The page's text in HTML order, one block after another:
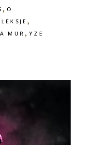
, O
,
MUR ,YZE